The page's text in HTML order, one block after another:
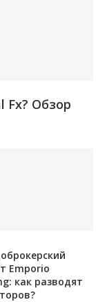
Fx? Обзор
Emporio
как разводят